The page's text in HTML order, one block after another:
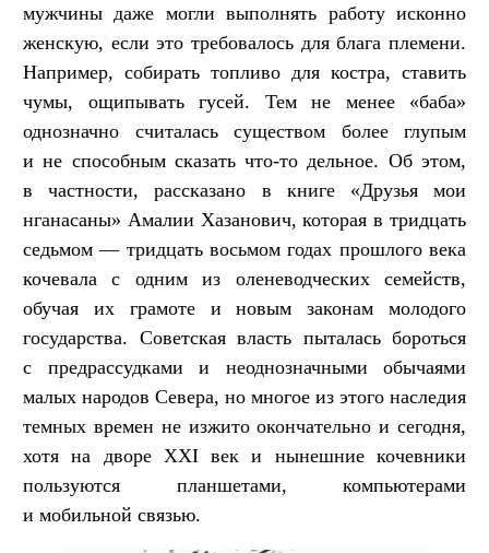
мужчины даже могли выполнять работу исконно
женскую, если это требовалось для блага племени.
Например, собирать топливо для костра, ставить
чумы, ощипывать гусей. Тем не менее «баба»
однозначно считалась существом более глупым
и не способным сказать что-то дельное. Об этом,
в частности, рассказано в книге «Друзья мои
нганасаны» Амалии Хазанович, которая в тридцать
седьмом — тридцать восьмом годах прошлого века
кочевала с одним из оленеводческих семейств,
обучая их грамоте и новым законам молодого
государства. Советская власть пыталась бороться
с предрассудками и неоднозначными обычаями
малых народов Севера, но многое из этого наследия
темных времен не изжито окончательно и сегодня,
хотя на дворе XXI век и нынешние кочевники
пользуются планшетами, компьютерами
и мобильной связью.